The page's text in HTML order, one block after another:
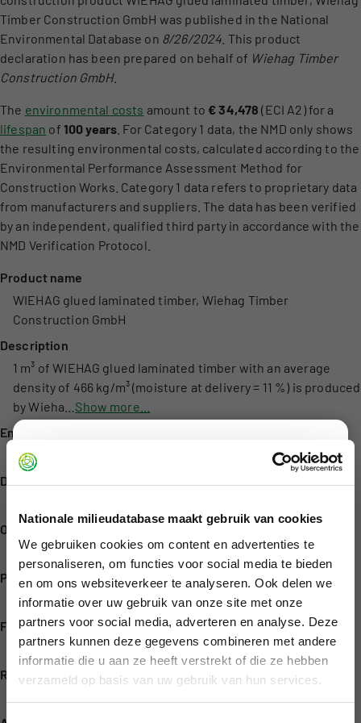
Nationale milieudatabase maakt gebruik van cookies
We gebruiken cookies om content en advertenties te
personaliseren, om functies voor social media te bieden
en om ons websiteverkeer te analyseren. Ook delen we
informatie over uw gebruik van onze site met onze
partners voor social media, adverteren en analyse. Deze
partners kunnen deze gegevens combineren met andere
informatie die u aan ze heeft verstrekt of die ze hebben
verzameld op basis van uw gebruik van hun services.
Timber Construction GmbH was published in the National
Environmental Database on 8/26/2024 . This product
declaration has been prepared on behalf of Wiehag Timber
Construction GmbH.
The environmental costs amount to € 34,478 (ECI A2) for a
lifespan of 100 years . For Category 1 data, the NMD only shows
the resulting environmental costs, calculated according to the
Environmental Performance Assessment Method for
Construction Works. Category 1 data refers to proprietary data
from manufacturers and suppliers. The data has been verified
by an independent, qualified third party in accordance with the
NMD Verification Protocol.
Product name
WIEHAG glued laminated timber, Wiehag Timber
Construction GmbH
Description
1 m³ of WIEHAG glued laminated timber with an average
density of 466 kg/m³ (moisture at delivery = 11 %) is produced
by Wieha… Show more...
Environmental Product Declaration number
#nmd_106418
Declaration category
Owner
Wiehag Timber Construction GmbH
Publication date of Environmental Product Declaration
August 26, 2024
Functional unit
1 m
Representative lifespan
Nationale Milieudatabase. Deze milieuverklaringen
worden onder andere gebruikt in rekeninstrumenten
voor het berekenen van de MPG (Milieu Prestatie
Gebouwen) en MKI (Milieu Kosten Indicator).
De viewer is niet bedoeld voor het maken van
MPG/MKI berekeningen of het vergelijken van
producten. Vergelijking van verschillende
materiaalkeuzes is pas zinvol op bouwwerkniveau,
omdat dan pas met de juiste verhoudingen en
hoeveelheden wordt gerekend. Hiervoor verwijzen